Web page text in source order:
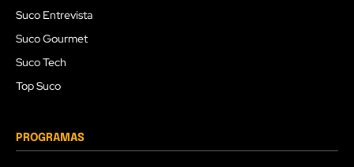
Suco Entrevista
Suco Gourmet
Suco Tech
Top Suco
PROGRAMAS